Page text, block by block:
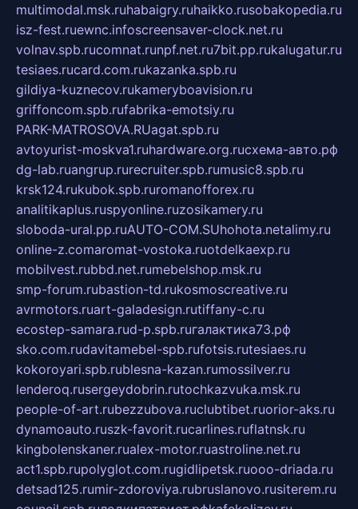
multimodal.msk.ruhabaigry.ruhaikko.rusobakopedia.ru
isz-fest.ruewnc.infoscreensaver-clock.net.ru
volnav.spb.rucomnat.runpf.net.ru7bit.pp.rukalugatur.ru
tesiaes.rucard.com.rukazanka.spb.ru
gildiya-kuznecov.rukameryboavision.ru
griffoncom.spb.rufabrika-emotsiy.ru
PARK-MATROSOVA.RUagat.spb.ru
avtoyurist-moskva1.ruhardware.org.ruсхема-авто.рф
dg-lab.ruangrup.rurecruiter.spb.rumusic8.spb.ru
krsk124.rukubok.spb.ruromanofforex.ru
analitikaplus.ruspyonline.ruzosikamery.ru
sloboda-ural.pp.ruAUTO-COM.SUhohota.netalimy.ru
online-z.comaromat-vostoka.ruotdelkaexp.ru
mobilvest.rubbd.net.rumebelshop.msk.ru
smp-forum.rubastion-td.rukosmoscreative.ru
avrmotors.ruart-galadesign.rutiffany-c.ru
ecostep-samara.rud-p.spb.ruгалактика73.рф
sko.com.rudavitamebel-spb.rufotsis.rutesiaes.ru
kokoroyari.spb.rublesna-kazan.rumossilver.ru
lenderoq.rusergeydobrin.rutochkazvuka.msk.ru
people-of-art.rubezzubova.ruclubtibet.ruorior-aks.ru
dynamoauto.ruszk-favorit.rucarlines.ruflatnsk.ru
kingbolenskaner.rualex-motor.ruastroline.net.ru
act1.spb.rupolyglot.com.rugidlipetsk.ruooo-driada.ru
detsad125.rumir-zdoroviya.rubruslanovo.rusiterem.ru